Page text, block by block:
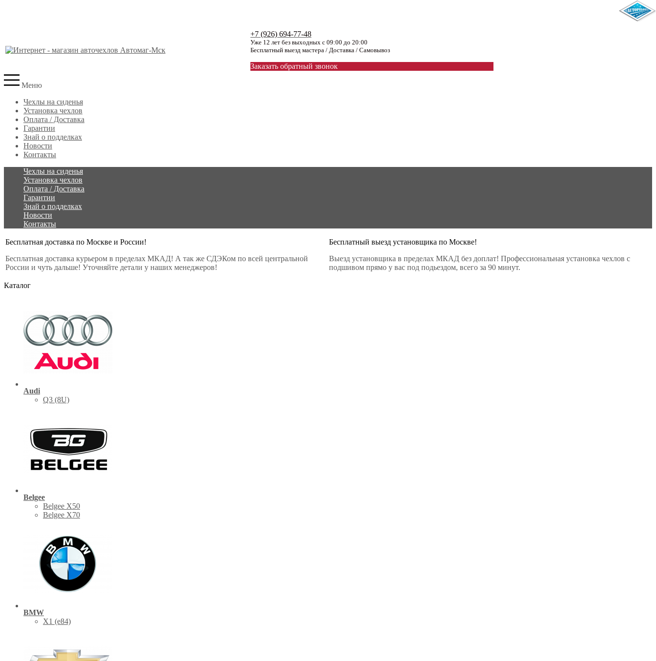
+7 (926) 694-77-48
Уже 12 лет без выходных с 09:00 до 20:00
Бесплатный выезд мастера / Доставка / Самовывоз
Заказать обратный звонок
Меню
Чехлы на сиденья
Установка чехлов
Оплата / Доставка
Гарантии
Знай о подделках
Новости
Контакты
Чехлы на сиденья
Установка чехлов
Оплата / Доставка
Гарантии
Знай о подделках
Новости
Контакты
Бесплатная доставка по Москве и России!
Бесплатная доставка курьером в пределах МКАД! А так же СДЭКом по всей центральной
России и чуть дальше! Уточняйте детали у наших менеджеров!
Бесплатный выезд установщика по Москве!
Выезд установщика в пределах МКАД без доплат! Профессиональная установка чехлов с
подшивом прямо у вас под подьездом, всего за 90 минут.
Каталог
Audi
Q3 (8U)
Belgee
Belgee X50
Belgee X70
BMW
X1 (е84)